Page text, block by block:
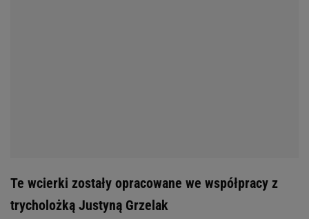
Te wcierki zostały opracowane we współpracy z
trycholożką Justyną Grzelak